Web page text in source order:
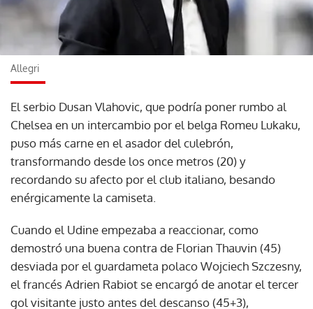
Allegri
El serbio Dusan Vlahovic, que podría poner rumbo al
Chelsea en un intercambio por el belga Romeu Lukaku,
puso más carne en el asador del culebrón,
transformando desde los once metros (20) y
recordando su afecto por el club italiano, besando
enérgicamente la camiseta.
Cuando el Udine empezaba a reaccionar, como
demostró una buena contra de Florian Thauvin (45)
desviada por el guardameta polaco Wojciech Szczesny,
el francés Adrien Rabiot se encargó de anotar el tercer
gol visitante justo antes del descanso (45+3),